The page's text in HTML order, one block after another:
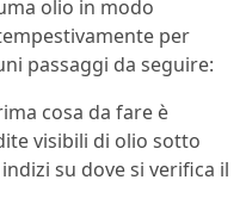
olio in modo
per
passaggi da seguire:
cosa da fare è
visibili di olio sotto
su dove si verifica il